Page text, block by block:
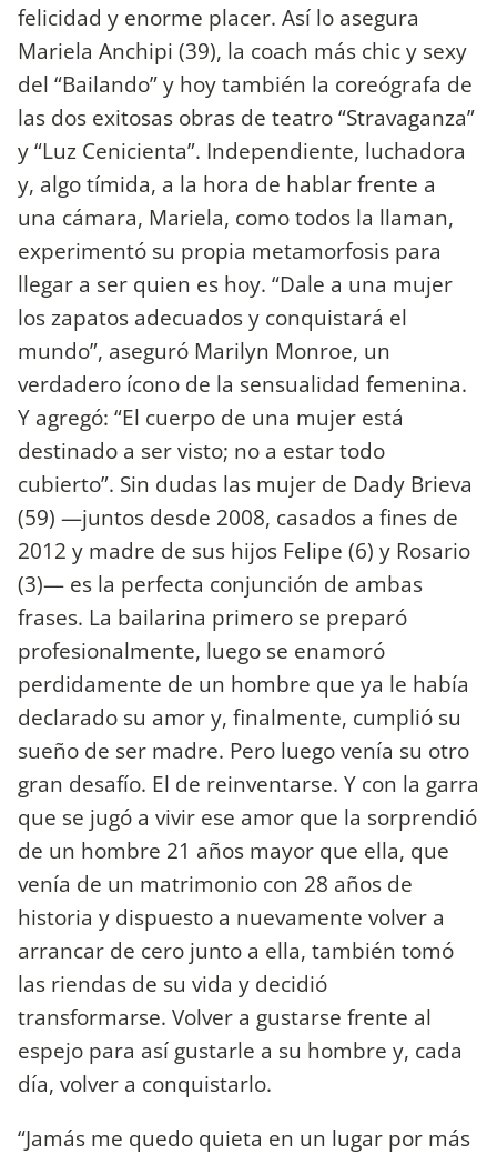
felicidad y enorme placer. Así lo asegura
Mariela Anchipi (39), la coach más chic y sexy
del “Bailando” y hoy también la coreógrafa de
las dos exitosas obras de teatro “Stravaganza”
y “Luz Cenicienta”. Independiente, luchadora
y, algo tímida, a la hora de hablar frente a
una cámara, Mariela, como todos la llaman,
experimentó su propia metamorfosis para
llegar a ser quien es hoy. “Dale a una mujer
los zapatos adecuados y conquistará el
mundo”, aseguró Marilyn Monroe, un
verdadero ícono de la sensualidad femenina.
Y agregó: “El cuerpo de una mujer está
destinado a ser visto; no a estar todo
cubierto”. Sin dudas las mujer de Dady Brieva
(59) ­—juntos desde 2008, casados a fines de
2012 y madre de sus hijos Felipe (6) y Rosario
(3)— es la perfecta conjunción de ambas
frases. La bailarina primero se preparó
profesionalmente, luego se enamoró
perdidamente de un hombre que ya le había
declarado su amor y, finalmente, cumplió su
sueño de ser madre. Pero luego venía su otro
gran desafío. El de reinventarse. Y con la garra
que se jugó a vivir ese amor que la sorprendió
de un hombre 21 años mayor que ella, que
venía de un matrimonio con 28 años de
historia y dispuesto a nuevamente volver a
arrancar de cero junto a ella, también tomó
las riendas de su vida y decidió
transformarse. Volver a gustarse frente al
espejo para así gustarle a su hombre y, cada
día, volver a conquistarlo.
“Jamás me quedo quieta en un lugar por más